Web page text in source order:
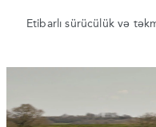
Etibarlı sürücülük və